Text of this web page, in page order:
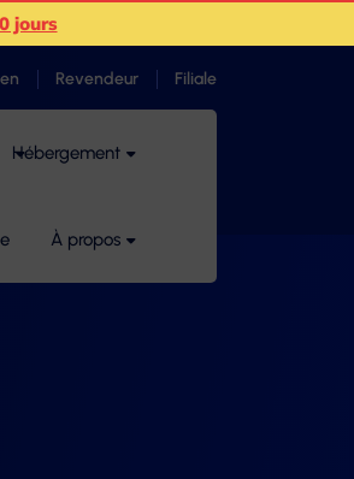
jours
Revendeur Filiale
Hébergement
À propos